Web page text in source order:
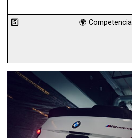
5️⃣
🌍 Competencia